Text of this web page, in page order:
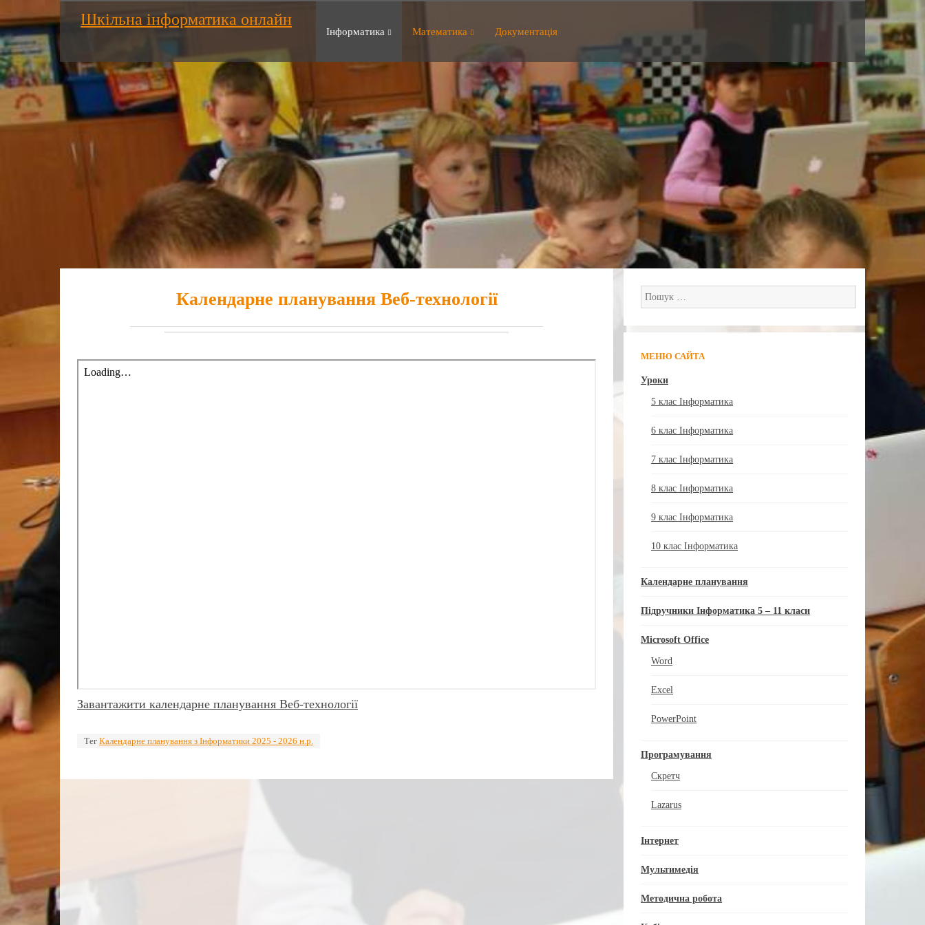
Шкільна інформатика онлайн
Інформатика Математика Документація
Календарне планування Веб-технології
Завантажити календарне планування Веб-технології
Тег Календарне планування з Інформатики 2025 - 2026 н.р.
Пошук:
МЕНЮ САЙТА
Уроки
5 клас Інформатика
6 клас Інформатика
7 клас Інформатика
8 клас Інформатика
9 клас Інформатика
10 клас Інформатика
Календарне планування
Підручники Інформатика 5 – 11 класи
Microsoft Office
Word
Excel
PowerPoint
Програмування
Скретч
Lazarus
Інтернет
Мультимедія
Методична робота